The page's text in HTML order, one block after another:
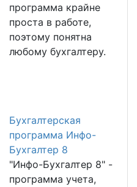
программа крайне
проста в работе,
поэтому понятна
любому бухгалтеру.
Бухгалтерская
программа Инфо-
Бухгалтер 8
"Инфо-Бухгалтер 8" -
программа учета,